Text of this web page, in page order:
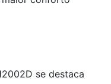
se destaca